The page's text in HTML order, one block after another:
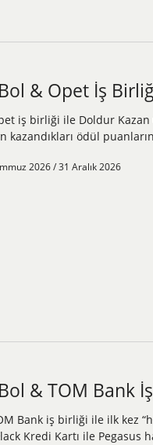
& Opet İş
iş birliği ile Doldur
kazandıkları ödül
2026 / 31 Aralık 2026
& TOM Bank
Bank iş birliği ile ilk kez
Kredi Kartı ile Pegasus